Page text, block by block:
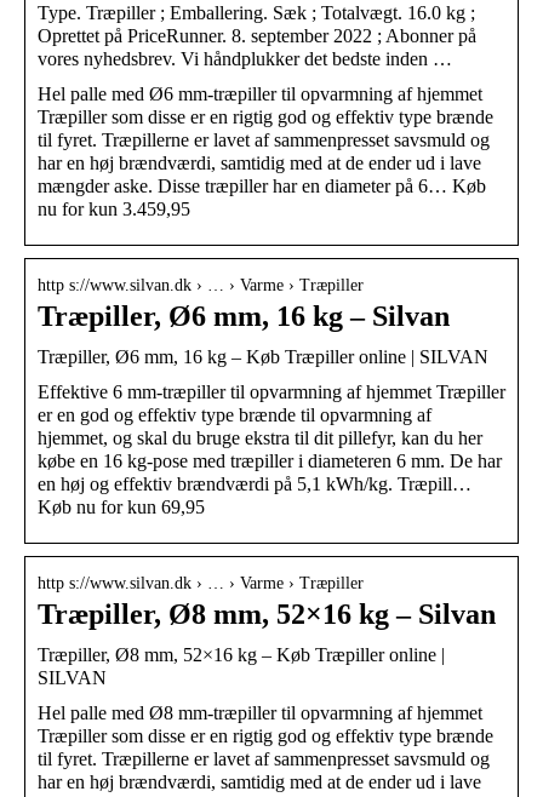
Type. Træpiller ; Emballering. Sæk ; Totalvægt. 16.0 kg ;
Oprettet på PriceRunner. 8. september 2022 ; Abonner på
vores nyhedsbrev. Vi håndplukker det bedste inden …
Hel palle med Ø6 mm-træpiller til opvarmning af hjemmet
Træpiller som disse er en rigtig god og effektiv type brænde
til fyret. Træpillerne er lavet af sammenpresset savsmuld og
har en høj brændværdi, samtidig med at de ender ud i lave
mængder aske. Disse træpiller har en diameter på 6… Køb
nu for kun 3.459,95
http s://www.silvan.dk › … › Varme › Træpiller
Træpiller, Ø6 mm, 16 kg – Silvan
Træpiller, Ø6 mm, 16 kg – Køb Træpiller online | SILVAN
Effektive 6 mm-træpiller til opvarmning af hjemmet Træpiller
er en god og effektiv type brænde til opvarmning af
hjemmet, og skal du bruge ekstra til dit pillefyr, kan du her
købe en 16 kg-pose med træpiller i diameteren 6 mm. De har
en høj og effektiv brændværdi på 5,1 kWh/kg. Træpill…
Køb nu for kun 69,95
http s://www.silvan.dk › … › Varme › Træpiller
Træpiller, Ø8 mm, 52×16 kg – Silvan
Træpiller, Ø8 mm, 52×16 kg – Køb Træpiller online |
SILVAN
Hel palle med Ø8 mm-træpiller til opvarmning af hjemmet
Træpiller som disse er en rigtig god og effektiv type brænde
til fyret. Træpillerne er lavet af sammenpresset savsmuld og
har en høj brændværdi, samtidig med at de ender ud i lave